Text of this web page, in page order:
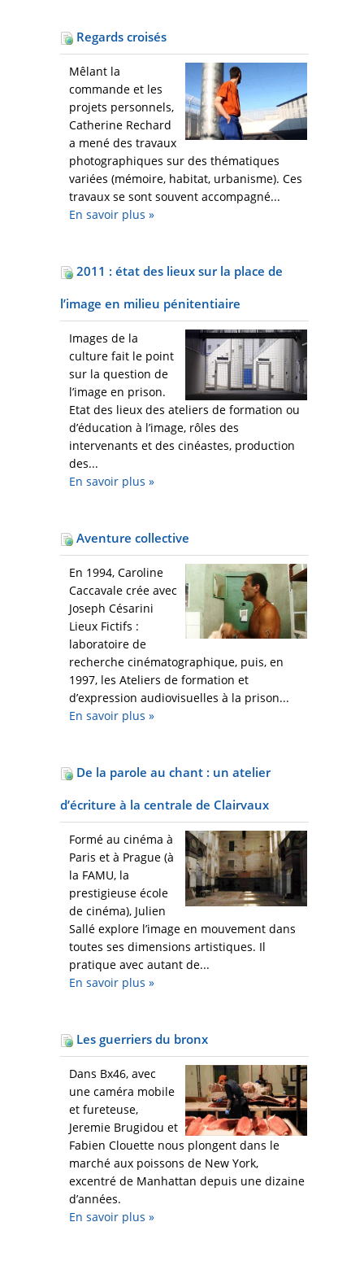
Regards croisés
Mêlant la
commande et les
projets personnels,
Catherine Rechard
a mené des travaux
photographiques sur des thématiques
variées (mémoire, habitat, urbanisme). Ces
travaux se sont souvent accompagné...
En savoir plus »
2011 : état des lieux sur la place de
l’image en milieu pénitentiaire
Images de la
culture fait le point
sur la question de
l’image en prison.
Etat des lieux des ateliers de formation ou
d’éducation à l’image, rôles des
intervenants et des cinéastes, production
des...
En savoir plus »
Aventure collective
En 1994, Caroline
Caccavale crée avec
Joseph Césarini
Lieux Fictifs :
laboratoire de
recherche cinématographique, puis, en
1997, les Ateliers de formation et
d’expression audiovisuelles à la prison...
En savoir plus »
De la parole au chant : un atelier
d’écriture à la centrale de Clairvaux
Formé au cinéma à
Paris et à Prague (à
la FAMU, la
prestigieuse école
de cinéma), Julien
Sallé explore l’image en mouvement dans
toutes ses dimensions artistiques. Il
pratique avec autant de...
En savoir plus »
Les guerriers du bronx
Dans Bx46, avec
une caméra mobile
et fureteuse,
Jeremie Brugidou et
Fabien Clouette nous plongent dans le
marché aux poissons de New York,
excentré de Manhattan depuis une dizaine
d’années.
En savoir plus »